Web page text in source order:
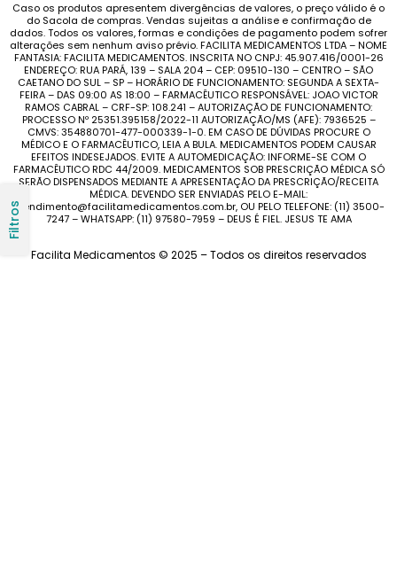
Filtros
Caso os produtos apresentem divergências de valores, o preço válido é o
do Sacola de compras. Vendas sujeitas a análise e confirmação de
dados. Todos os valores, formas e condições de pagamento podem sofrer
alterações sem nenhum aviso prévio. FACILITA MEDICAMENTOS LTDA – NOME
FANTASIA: FACILITA MEDICAMENTOS. INSCRITA NO CNPJ: 45.907.416/0001-26
ENDEREÇO: RUA PARÁ, 139 – SALA 204 – CEP: 09510-130 – CENTRO – SÃO
CAETANO DO SUL – SP – HORÁRIO DE FUNCIONAMENTO: SEGUNDA A SEXTA-
FEIRA – DAS 09:00 AS 18:00 – FARMACÊUTICO RESPONSÁVEL: JOAO VICTOR
RAMOS CABRAL – CRF-SP: 108.241 – AUTORIZAÇÃO DE FUNCIONAMENTO:
PROCESSO Nº 25351.395158/2022-11 AUTORIZAÇÃO/MS (AFE): 7936525 –
CMVS: 354880701-477-000339-1-0. EM CASO DE DÚVIDAS PROCURE O
MÉDICO E O FARMACÊUTICO, LEIA A BULA. MEDICAMENTOS PODEM CAUSAR
EFEITOS INDESEJADOS. EVITE A AUTOMEDICAÇÃO: INFORME-SE COM O
FARMACÊUTICO RDC 44/2009. MEDICAMENTOS SOB PRESCRIÇÃO MÉDICA SÓ
SERÃO DISPENSADOS MEDIANTE A APRESENTAÇÃO DA PRESCRIÇÃO/RECEITA
MÉDICA. DEVENDO SER ENVIADAS PELO E-MAIL:
atendimento@facilitamedicamentos.com.br, OU PELO TELEFONE: (11) 3500-
7247 – WHATSAPP: (11) 97580-7959 – DEUS É FIEL. JESUS TE AMA
Facilita Medicamentos © 2025 – Todos os direitos reservados